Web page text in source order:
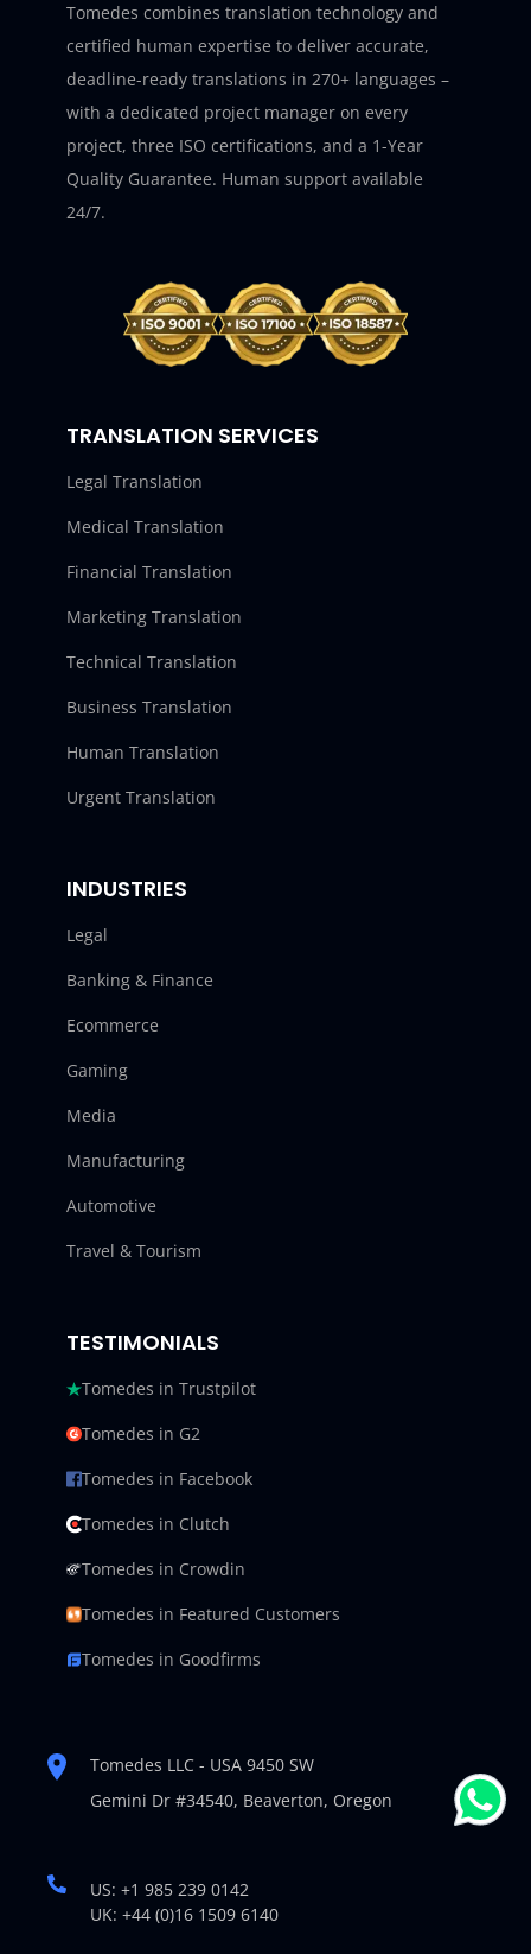
Tomedes combines translation technology and
certified human expertise to deliver accurate,
deadline-ready translations in 270+ languages –
with a dedicated project manager on every
project, three ISO certifications, and a 1-Year
Quality Guarantee. Human support available
24/7.
TRANSLATION SERVICES
Legal Translation
Medical Translation
Financial Translation
Marketing Translation
Technical Translation
Business Translation
Human Translation
Urgent Translation
INDUSTRIES
Legal
Banking & Finance
Ecommerce
Gaming
Media
Manufacturing
Automotive
Travel & Tourism
TESTIMONIALS
Tomedes in Trustpilot
Tomedes in G2
Tomedes in Facebook
Tomedes in Clutch
Tomedes in Crowdin
Tomedes in Featured Customers
Tomedes in Goodfirms
Tomedes LLC - USA 9450 SW
Gemini Dr #34540, Beaverton, Oregon
US: +1 985 239 0142
UK: +44 (0)16 1509 6140